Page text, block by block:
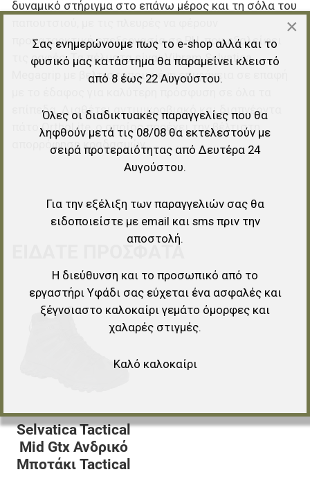
δυναμικό στήριγμα στο επάνω μέρος και τη σόλα του
προκαταρκτική επεξεργασία σε PU, που εξαλείφει
τις ραφές. Τα πέλματα είναι Vibram Selvatica
Megagrip με βελτιστοποιημένη επιφάνεια σε επαφή
επίπεδα. Διαθέτει αντιμικροβιακό και διαπνέοντα
πάτο OrthoLite, ο οποίος παρέχει την βέλτιστη
απορρόφηση κραδασμών.
ΕΊΔΑΤΕ ΠΡΌΣΦΑΤΑ
Προσθήκη στα αγαπημένα
Προσθήκη για σύγκριση
Γρήγορη ματιά
Selvatica Tactical
Mid Gtx Ανδρικό
Μποτάκι Tactical
×
Σας ενημερώνουμε πως το e-shop αλλά και το
φυσικό μας κατάστημα θα παραμείνει κλειστό
από 8 έως 22 Αυγούστου.
Όλες οι διαδικτυακές παραγγελίες που θα
ληφθούν μετά τις 08/08 θα εκτελεστούν με
σειρά προτεραιότητας από Δευτέρα 24
Αυγούστου.
Για την εξέλιξη των παραγγελιών σας θα
ειδοποιείστε με email και sms πριν την
αποστολή.
Η διεύθυνση και το προσωπικό από το
εργαστήρι Υφάδι σας εύχεται ένα ασφαλές και
ξέγνοιαστο καλοκαίρι γεμάτο όμορφες και
χαλαρές στιγμές.
Καλό καλοκαίρι